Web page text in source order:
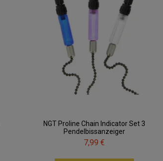
NGT Proline Chain Indicator Set 3
Pendelbissanzeiger
7,99 €